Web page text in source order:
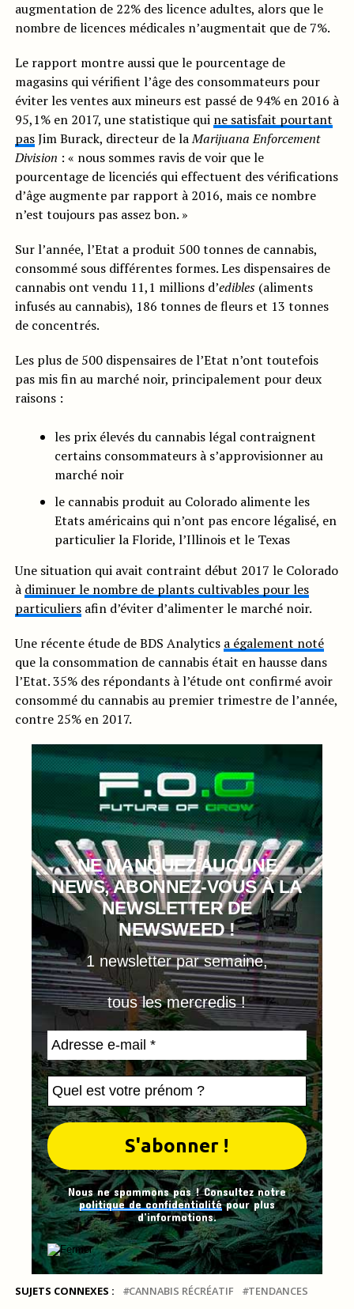
augmentation de 22% des licence adultes, alors que le
nombre de licences médicales n’augmentait que de 7%.
Le rapport montre aussi que le pourcentage de
magasins qui vérifient l’âge des consommateurs pour
éviter les ventes aux mineurs est passé de 94% en 2016 à
95,1% en 2017, une statistique qui ne satisfait pourtant
pasJim Burack, directeur de laMarijuana Enforcement
Division : « nous sommes ravis de voir que le
pourcentage de licenciés qui effectuent des vérifications
d’âge augmente par rapport à 2016, mais ce nombre
n’est toujours pas assez bon. »
Sur l’année, l’Etat a produit 500 tonnes de cannabis,
consommé sous différentes formes. Les dispensaires de
cannabis ont vendu 11,1 millions d’edibles(aliments
infusés au cannabis), 186 tonnes de fleurs et 13 tonnes
de concentrés.
Les plus de 500 dispensaires de l’Etat n’ont toutefois
pas mis fin au marché noir, principalement pour deux
raisons :
les prix élevés du cannabis légal contraignent
certains consommateurs à s’approvisionner au
marché noir
le cannabis produit au Colorado alimente les
Etats américains qui n’ont pas encore légalisé, en
particulier la Floride, l’Illinois et le Texas
Une situation qui avait contraint début 2017 le Colorado
à diminuer le nombre de plants cultivables pour les
particuliersafin d’éviter d’alimenter le marché noir.
Une récente étude de BDS Analytics a également noté
que la consommation de cannabis était en hausse dans
l’Etat. 35% des répondants à l’étude ont confirmé avoir
consommé du cannabis au premier trimestre de l’année,
contre 25% en 2017.
NE MANQUEZ AUCUNE
NEWS, ABONNEZ-VOUS À LA
NEWSLETTER DE
NEWSWEED !
1 newsletter par semaine,
tous les mercredis !
Nous ne spammons pas ! Consultez notre
politique de confidentialitépour plus
d’informations.
SUJETS CONNEXES : CANNABIS RÉCRÉATIF TENDANCES